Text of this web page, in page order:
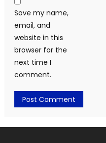
Save my name,
email, and
website in this
browser for the
next time I
comment.